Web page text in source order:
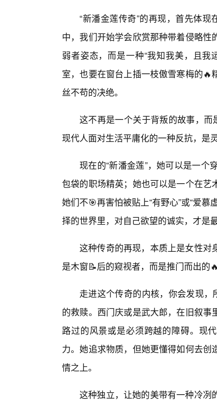
“新潘金莲传奇”的再现，首先体
中，我们开始学会欣赏那种带着侵略
弱者姿态，而是一种“我知我美，且
室，也要在窗台上插一枝傲雪寒梅的
丝不苟的决绝。
这不再是一个关于背叛的故事，而
现代人面对生活平庸化的一种反抗，是
现在的“新潘金莲”，她可以是一
包袋的职场精英；她也可以是一个在
她们不🎯再害怕被贴上“有野心”或“爱
择的世界里，对自己欲望的诚实，才是
这种传奇的再现，本质上是女性对
是木窗📝后的窥视者，而是推门而出的
走进这个传奇的内核，你会发现，
的救赎。西门庆或是武大郎，在旧叙
路过的风景或是必须跨越的障碍。现
力。她追求物质，但她更懂得如何去
情之上。
这种独立，让她的美带有一种冷冽